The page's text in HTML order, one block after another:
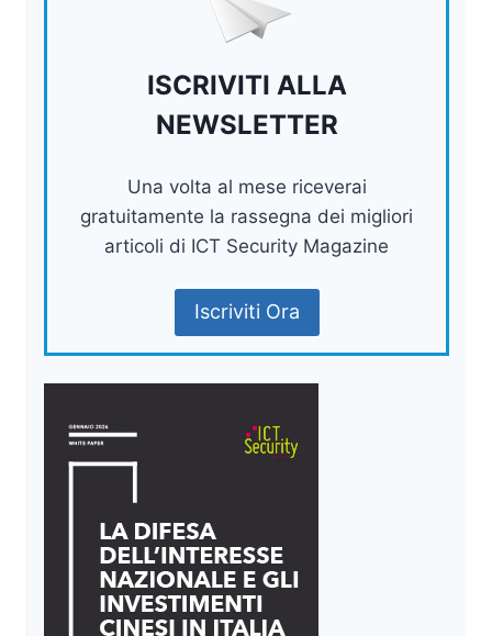
ISCRIVITI ALLA
NEWSLETTER
Una volta al mese riceverai
gratuitamente la rassegna dei migliori
articoli di ICT Security Magazine
Iscriviti Ora